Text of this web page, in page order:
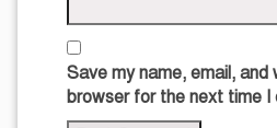
Save my name, email, and
browser for the next time I